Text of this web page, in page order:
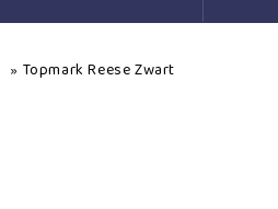
» Topmark Reese Zwart